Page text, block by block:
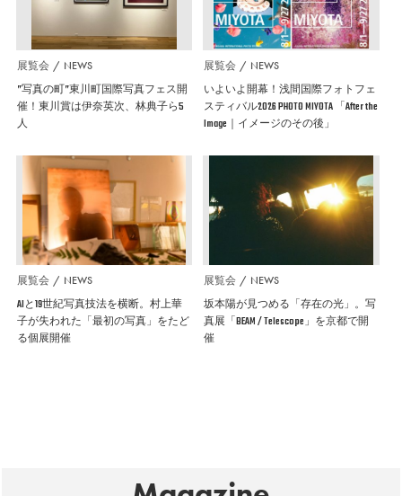
展覧会 NEWS
”写真の町”東川町国際写真フェス開
催！東川賞は伊奈英次、林典子ら5
人
展覧会 NEWS
いよいよ開幕！浅間国際フォトフェ
スティバル2026 PHOTO MIYOTA 「After the
Image｜イメージのその後」
展覧会 NEWS
AIと19世紀写真技法を横断。村上華
子が失われた「最初の写真」をたど
る個展開催
展覧会 NEWS
坂本陽が見つめる「存在の光」。写
真展「BEAM / Telescope」を京都で開
催